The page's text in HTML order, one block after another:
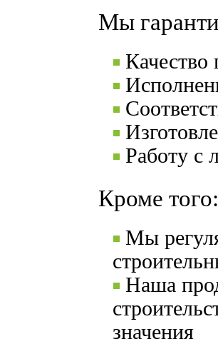
Мы
Качество
Работу с
Кроме того:
Мы
Наша
значения